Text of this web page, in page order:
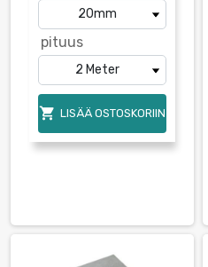
pituus
 LISÄÄ OSTOSKORIIN